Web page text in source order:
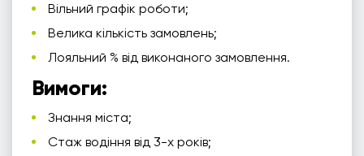
Вільний графік роботи;
Велика кількість замовлень;
Лояльний % від виконаного замовлення.
Вимоги:
Знання міста;
Стаж водіння від 3-х років;